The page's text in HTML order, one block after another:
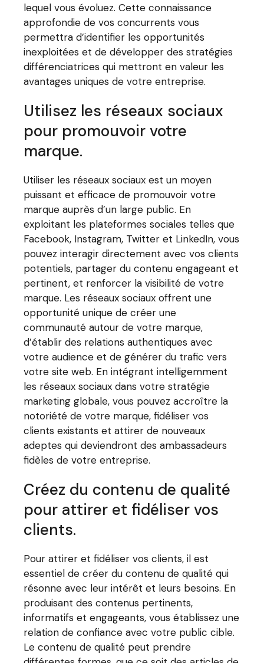
lequel vous évoluez. Cette connaissance
approfondie de vos concurrents vous
permettra d’identifier les opportunités
inexploitées et de développer des stratégies
différenciatrices qui mettront en valeur les
avantages uniques de votre entreprise.
Utilisez les réseaux sociaux
pour promouvoir votre
marque.
Utiliser les réseaux sociaux est un moyen
puissant et efficace de promouvoir votre
marque auprès d’un large public. En
exploitant les plateformes sociales telles que
Facebook, Instagram, Twitter et LinkedIn, vous
pouvez interagir directement avec vos clients
potentiels, partager du contenu engageant et
pertinent, et renforcer la visibilité de votre
marque. Les réseaux sociaux offrent une
opportunité unique de créer une
communauté autour de votre marque,
d’établir des relations authentiques avec
votre audience et de générer du trafic vers
votre site web. En intégrant intelligemment
les réseaux sociaux dans votre stratégie
marketing globale, vous pouvez accroître la
notoriété de votre marque, fidéliser vos
clients existants et attirer de nouveaux
adeptes qui deviendront des ambassadeurs
fidèles de votre entreprise.
Créez du contenu de qualité
pour attirer et fidéliser vos
clients.
Pour attirer et fidéliser vos clients, il est
essentiel de créer du contenu de qualité qui
résonne avec leur intérêt et leurs besoins. En
produisant des contenus pertinents,
informatifs et engageants, vous établissez une
relation de confiance avec votre public cible.
Le contenu de qualité peut prendre